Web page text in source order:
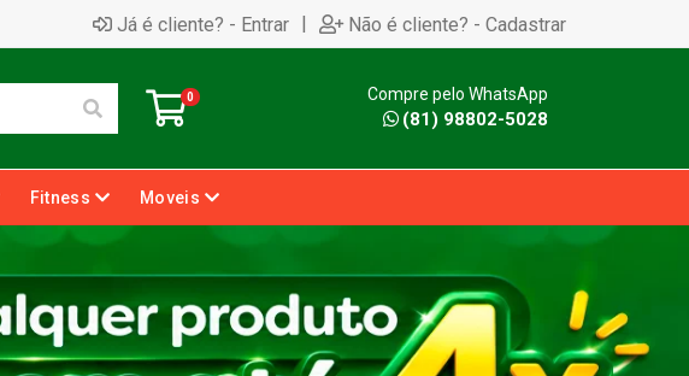
Já é cliente? - Entrar | Não é cliente? - Cadastrar
0 Compre pelo WhatsApp
(81) 98802-5028
Fitness Moveis